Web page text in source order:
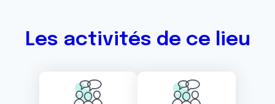
Les activités de ce lieu